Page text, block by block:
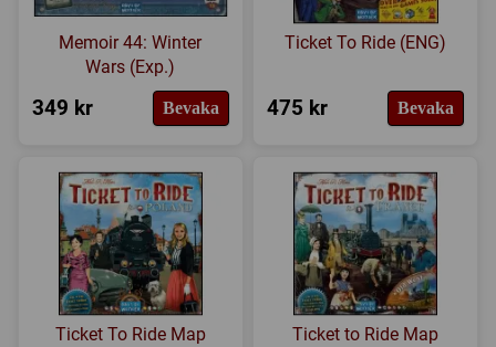
Memoir 44: Winter
Wars (Exp.)
349 kr Bevaka
Ticket To Ride (ENG)
475 kr Bevaka
Ticket To Ride Map
Ticket to Ride Map